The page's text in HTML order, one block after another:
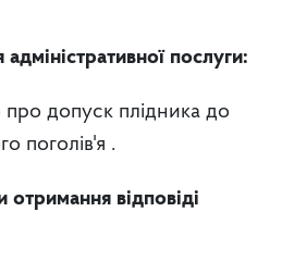
послуги:
про допуск плідника до
поголів'я .
відповіді